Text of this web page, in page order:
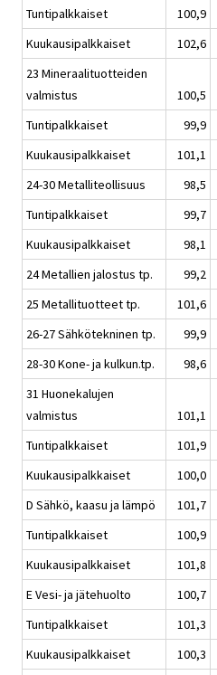
Tuntipalkkaiset
100,9
Kuukausipalkkaiset
102,6
23 Mineraalituotteiden
valmistus
100,5
Tuntipalkkaiset
99,9
Kuukausipalkkaiset
101,1
24-30 Metalliteollisuus
98,5
Tuntipalkkaiset
99,7
Kuukausipalkkaiset
98,1
24 Metallien jalostus tp.
99,2
25 Metallituotteet tp.
101,6
26-27 Sähkötekninen tp.
99,9
28-30 Kone- ja kulkun.tp.
98,6
31 Huonekalujen
valmistus
101,1
Tuntipalkkaiset
101,9
Kuukausipalkkaiset
100,0
D Sähkö, kaasu ja lämpö
101,7
Tuntipalkkaiset
100,9
Kuukausipalkkaiset
101,8
E Vesi- ja jätehuolto
100,7
Tuntipalkkaiset
101,3
Kuukausipalkkaiset
100,3